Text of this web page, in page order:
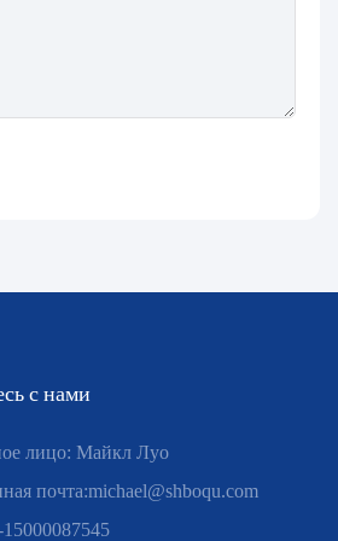
с нами
лицо: Майкл Луо
почта:michael@shboqu.com